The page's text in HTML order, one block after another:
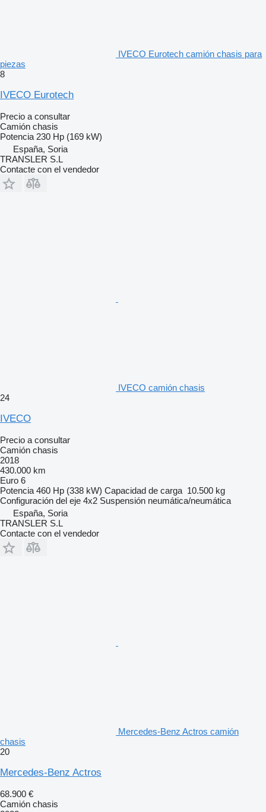
IVECO Eurotech camión chasis para
piezas
8
IVECO Eurotech
Precio a consultar
Camión chasis
Potencia 230 Hp (169 kW)
España, Soria
TRANSLER S.L
Contacte con el vendedor
IVECO camión chasis
24
IVECO
Precio a consultar
Camión chasis
2018
430.000 km
Euro 6
Potencia 460 Hp (338 kW) Capacidad de carga 10.500 kg
Configuración del eje 4x2 Suspensión neumática/neumática
España, Soria
TRANSLER S.L
Contacte con el vendedor
Mercedes-Benz Actros camión
chasis
20
Mercedes-Benz Actros
68.900 €
Camión chasis